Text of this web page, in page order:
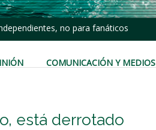
no para fanáticos
COMUNICACIÓN Y MEDIOS
está derrotado